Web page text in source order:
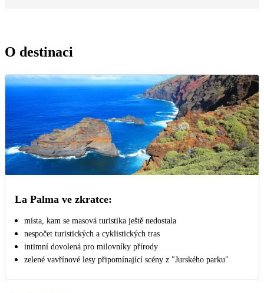
O destinaci
La Palma ve zkratce:
místa, kam se masová turistika ještě nedostala
nespočet turistických a cyklistických tras
intimní dovolená pro milovníky přírody
zelené vavřínové lesy připomínající scény z "Jurského parku"